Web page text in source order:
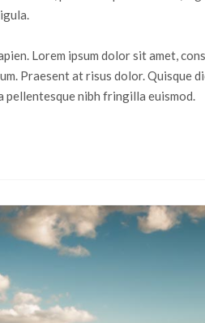
Lorem ipsum dolor sit amet,
Praesent at risus dolor. Quisque
pellentesque nibh fringilla euismod.